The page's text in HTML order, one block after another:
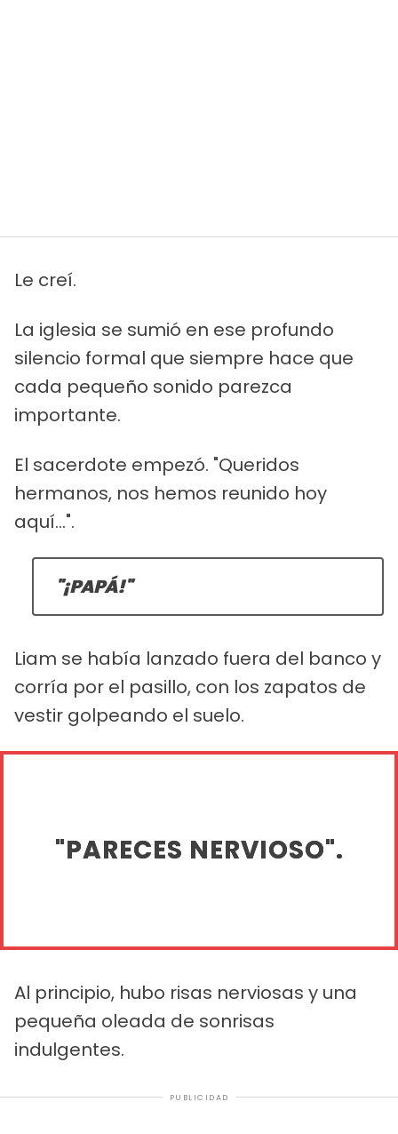
Le creí.
La iglesia se sumió en ese profundo
silencio formal que siempre hace que
cada pequeño sonido parezca
importante.
El sacerdote empezó. "Queridos
hermanos, nos hemos reunido hoy
aquí...".
"¡PAPÁ!"
Liam se había lanzado fuera del banco y
corría por el pasillo, con los zapatos de
vestir golpeando el suelo.
"PARECES NERVIOSO".
Al principio, hubo risas nerviosas y una
pequeña oleada de sonrisas
indulgentes.
PUBLICIDAD